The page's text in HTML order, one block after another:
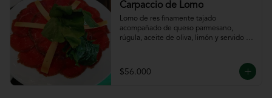
Carpaccio de Lomo
Lomo de res finamente tajado
acompañado de queso parmesano,
rúgula, aceite de oliva, limón y servido
$56.000